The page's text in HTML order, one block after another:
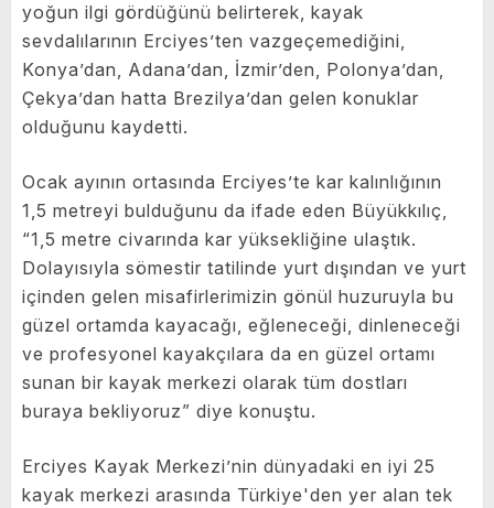
yoğun ilgi gördüğünü belirterek, kayak
sevdalılarının Erciyes’ten vazgeçemediğini,
Konya’dan, Adana’dan, İzmir’den, Polonya’dan,
Çekya’dan hatta Brezilya’dan gelen konuklar
olduğunu kaydetti.
Ocak ayının ortasında Erciyes’te kar kalınlığının
1,5 metreyi bulduğunu da ifade eden Büyükkılıç,
“1,5 metre civarında kar yüksekliğine ulaştık.
Dolayısıyla sömestir tatilinde yurt dışından ve yurt
içinden gelen misafirlerimizin gönül huzuruyla bu
güzel ortamda kayacağı, eğleneceği, dinleneceği
ve profesyonel kayakçılara da en güzel ortamı
sunan bir kayak merkezi olarak tüm dostları
buraya bekliyoruz” diye konuştu.
Erciyes Kayak Merkezi’nin dünyadaki en iyi 25
kayak merkezi arasında Türkiye'den yer alan tek